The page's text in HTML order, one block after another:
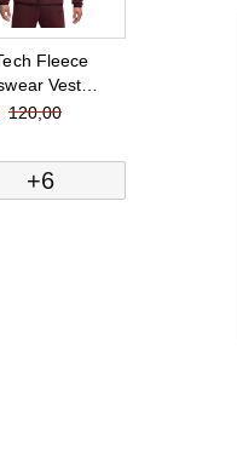
Fleece
Vest
Zwart
120,00
+6